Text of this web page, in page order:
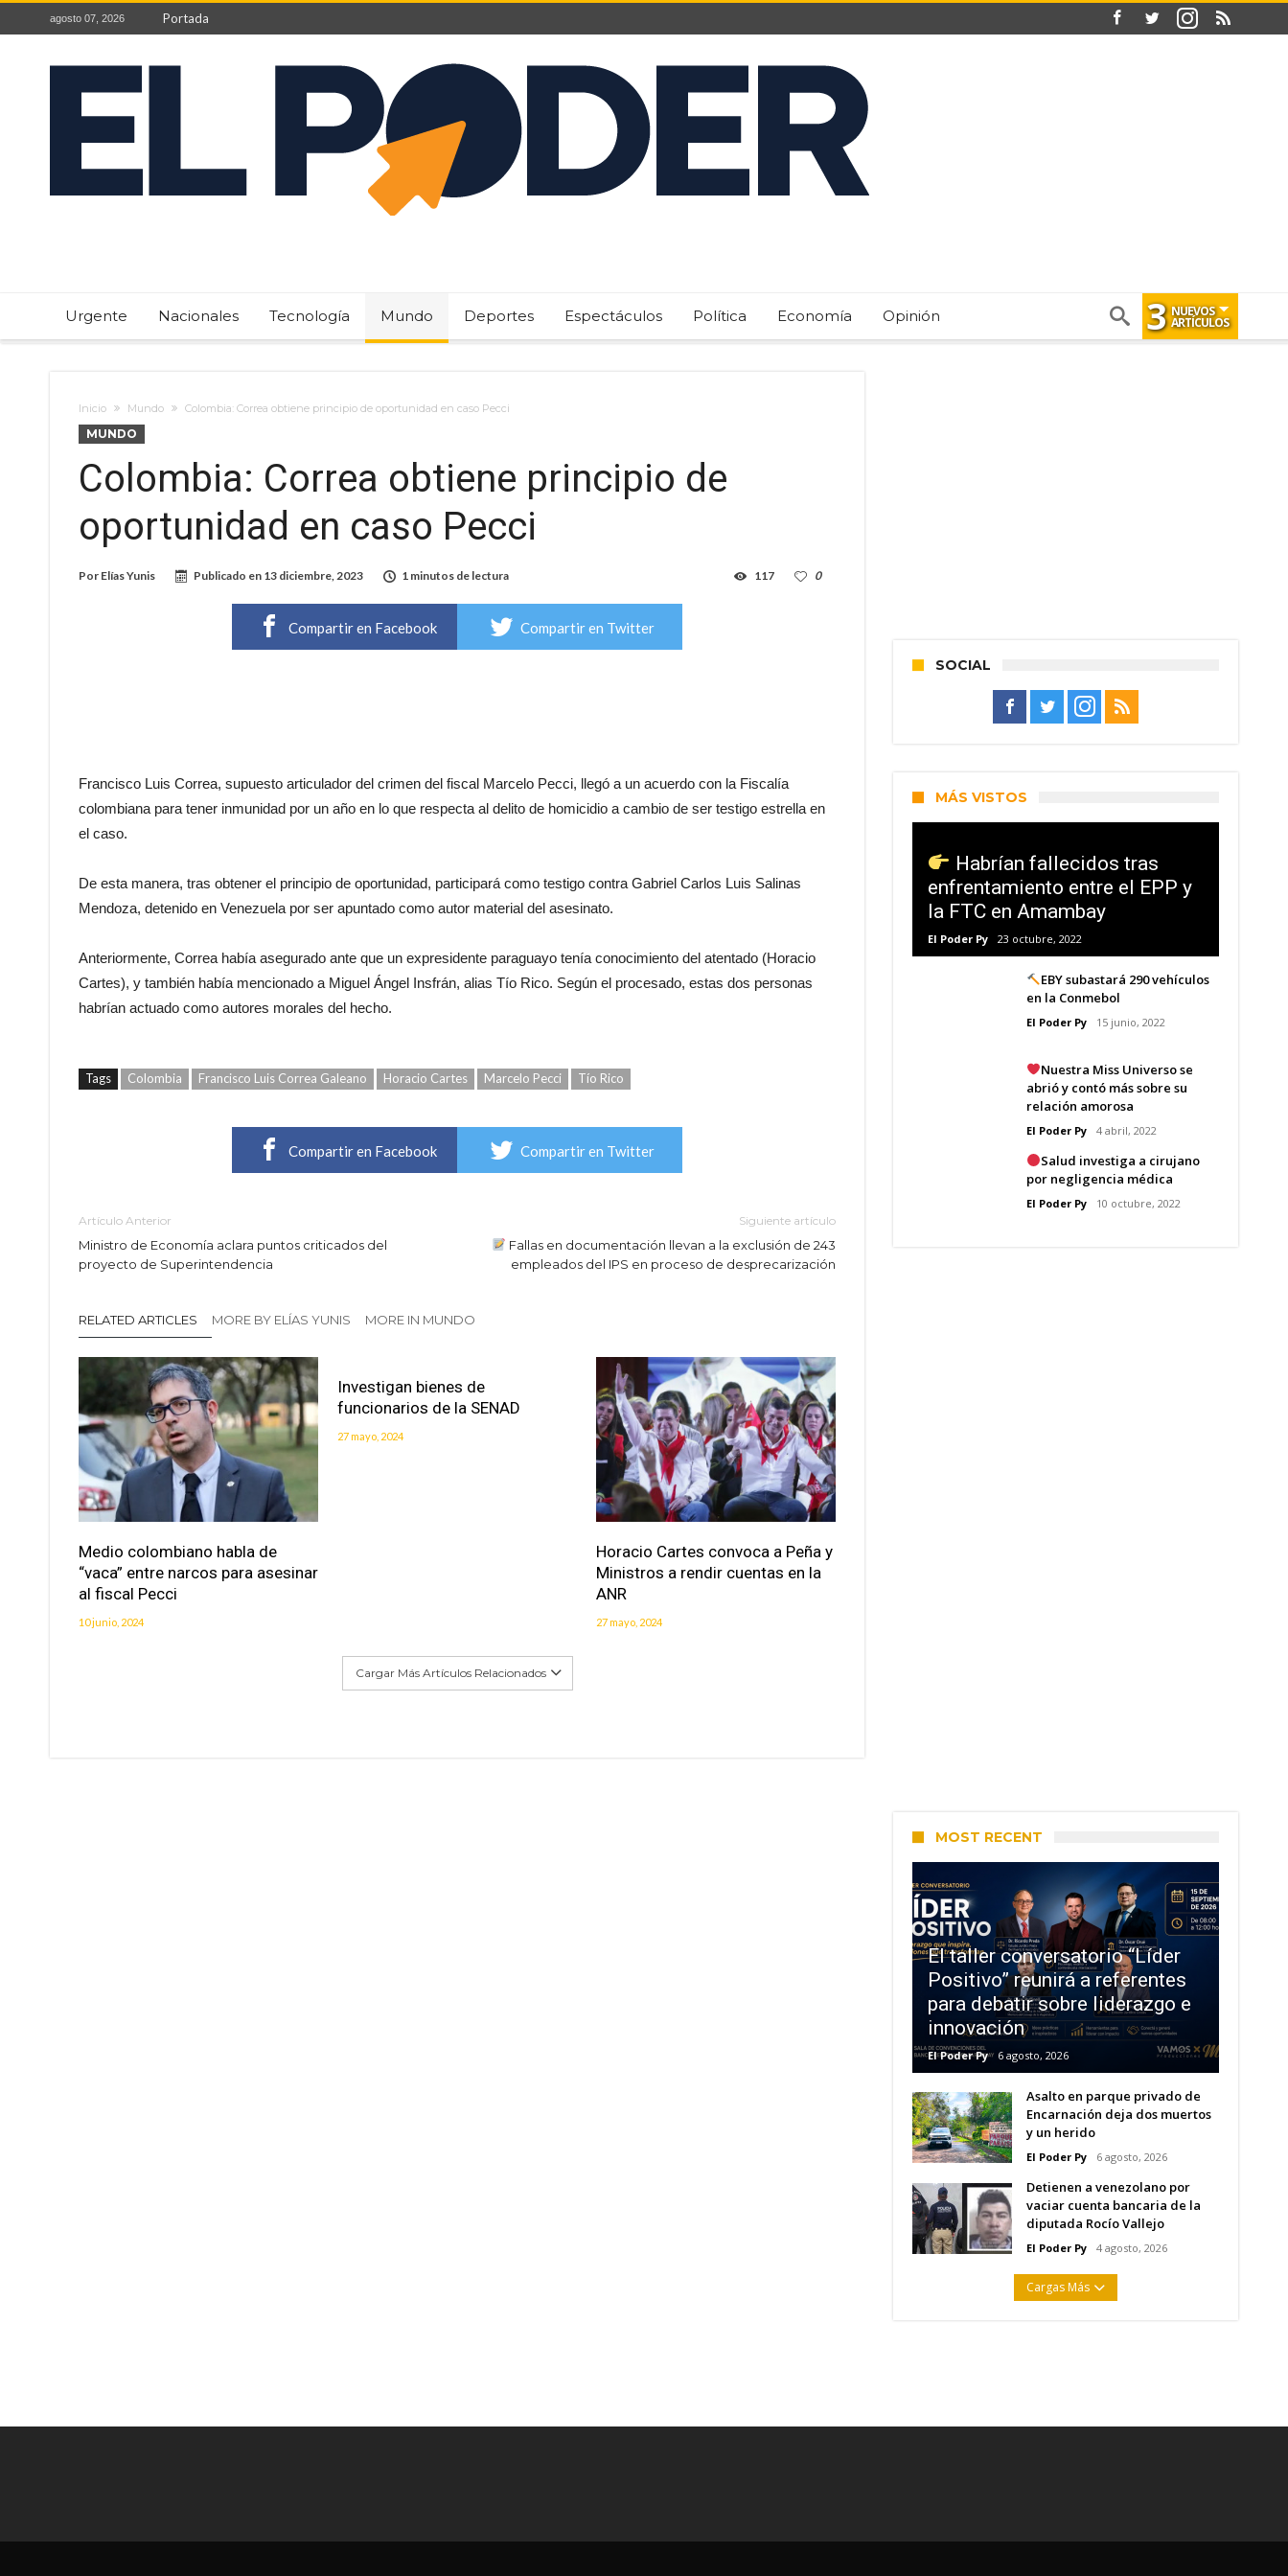
agosto 07, 2026 Portada
Urgente Nacionales Tecnología Mundo Deportes Espectáculos Política Economía Opinión 3 NUEVOS
ARTÍCULOS
Inicio Mundo Colombia: Correa obtiene principio de oportunidad en caso Pecci
MUNDO
Colombia: Correa obtiene principio de
oportunidad en caso Pecci
Por Elías Yunis Publicado en 13 diciembre, 2023 1 minutos de lectura 0
117
Compartir en Facebook Compartir en Twitter
Francisco Luis Correa, supuesto articulador del crimen del fiscal Marcelo Pecci, llegó a un acuerdo con la Fiscalía
colombiana para tener inmunidad por un año en lo que respecta al delito de homicidio a cambio de ser testigo estrella en
el caso.
De esta manera, tras obtener el principio de oportunidad, participará como testigo contra Gabriel Carlos Luis Salinas
Mendoza, detenido en Venezuela por ser apuntado como autor material del asesinato.
Anteriormente, Correa había asegurado ante que un expresidente paraguayo tenía conocimiento del atentado (Horacio
Cartes), y también había mencionado a Miguel Ángel Insfrán, alias Tío Rico. Según el procesado, estas dos personas
habrían actuado como autores morales del hecho.
Tags Colombia Francisco Luis Correa Galeano Horacio Cartes Marcelo Pecci Tío Rico
Compartir en Facebook Compartir en Twitter
Artículo Anterior
Ministro de Economía aclara puntos criticados del
proyecto de Superintendencia
Siguiente artículo
Fallas en documentación llevan a la exclusión de 243
empleados del IPS en proceso de desprecarización
RELATED ARTICLES MORE BY ELÍAS YUNIS MORE IN MUNDO
Medio colombiano habla de
“vaca” entre narcos para asesinar
al fiscal Pecci
10 junio, 2024
Investigan bienes de
funcionarios de la SENAD
27 mayo, 2024
Horacio Cartes convoca a Peña y
Ministros a rendir cuentas en la
ANR
27 mayo, 2024
Cargar Más Artículos Relacionados
SOCIAL
MÁS VISTOS
Habrían fallecidos tras
enfrentamiento entre el EPP y
la FTC en Amambay
El Poder Py 23 octubre, 2022
EBY subastará 290 vehículos
en la Conmebol
El Poder Py 15 junio, 2022
Nuestra Miss Universo se
abrió y contó más sobre su
relación amorosa
El Poder Py 4 abril, 2022
Salud investiga a cirujano
por negligencia médica
El Poder Py 10 octubre, 2022
MOST RECENT
El taller conversatorio “Líder
Positivo” reunirá a referentes
para debatir sobre liderazgo e
innovación
El Poder Py 6 agosto, 2026
Asalto en parque privado de
Encarnación deja dos muertos
y un herido
El Poder Py 6 agosto, 2026
Detienen a venezolano por
vaciar cuenta bancaria de la
diputada Rocío Vallejo
El Poder Py 4 agosto, 2026
Cargas Más